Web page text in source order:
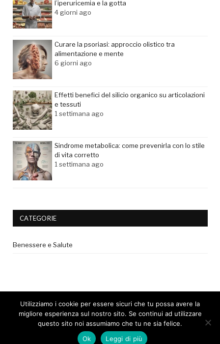
l’iperuricemia e la gotta
4 giorni ago
Curare la psoriasi: approccio olistico tra
alimentazione e mente
6 giorni ago
Effetti benefici del silicio organico su articolazioni
e tessuti
1 settimana ago
Sindrome metabolica: come prevenirla con lo stile
di vita corretto
1 settimana ago
CATEGORIE
Benessere e Salute
© 2017 - Tutti i diritti riservati. |Privacy Policy
| Cookie Policy
Utilizziamo i cookie per essere sicuri che tu possa avere la
migliore esperienza sul nostro sito. Se continui ad utilizzare
questo sito noi assumiamo che tu ne sia felice.
Ok
Leggi di più